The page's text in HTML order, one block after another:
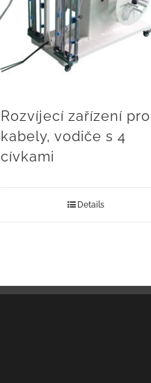
Rozvíjecí zařízení pro
kabely, vodiče s 4
cívkami
Details